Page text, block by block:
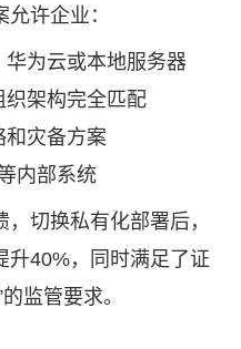
许企业：
为云或本地服务器
架构完全匹配
和灾备方案
内部系统
切换私有化部署后，
升40%，同时满足了证
监管要求。